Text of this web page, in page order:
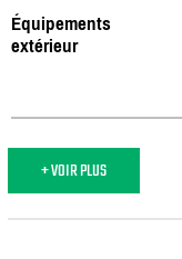
Équipements
extérieur
+ VOIR PLUS